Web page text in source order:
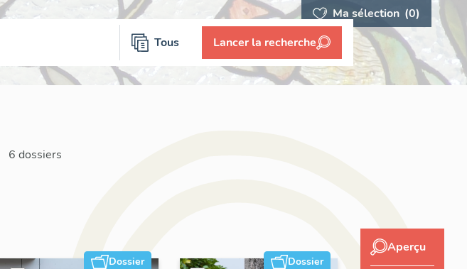
Ma sélection (0)
Tous Lancer la recherche
6 dossiers
Dossier Dossier
Aperçu